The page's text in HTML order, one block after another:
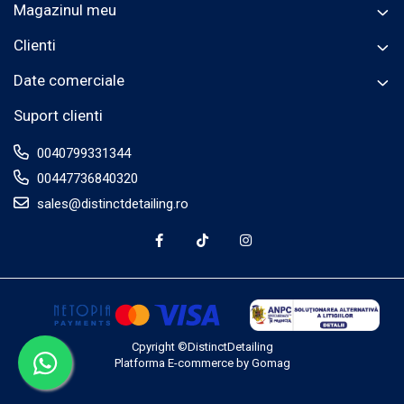
Magazinul meu
Clienti
Date comerciale
Suport clienti
0040799331344
00447736840320
sales@distinctdetailing.ro
Cpyright ©DistinctDetailing
Platforma E-commerce by Gomag